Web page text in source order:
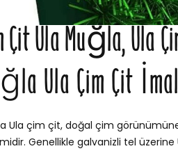
Çit Ula Muğla, Ula
Ula Çim Çit
Ula çim çit, doğal çim
Genellikle galvanizli tel üzerine